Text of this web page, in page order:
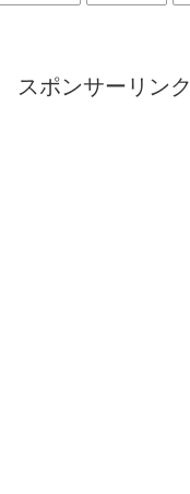
スポンサーリンク